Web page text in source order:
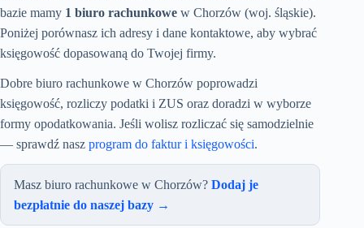
bazie mamy 1 biuro rachunkowe w Chorzów (woj. śląskie).
Poniżej porównasz ich adresy i dane kontaktowe, aby wybrać
księgowość dopasowaną do Twojej firmy.
Dobre biuro rachunkowe w Chorzów poprowadzi
księgowość, rozliczy podatki i ZUS oraz doradzi w wyborze
formy opodatkowania. Jeśli wolisz rozliczać się samodzielnie
— sprawdź nasz program do faktur i księgowości.
Masz biuro rachunkowe w Chorzów? Dodaj je
bezpłatnie do naszej bazy →